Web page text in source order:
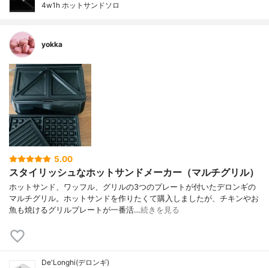
4w1h ホットサンドソロ
yokka
5.00
スタイリッシュなホットサンドメーカー（マルチグリル）
ホットサンド、ワッフル、グリルの3つのプレートが付いたデロンギの
マルチグリル。ホットサンドを作りたくて購入しましたが、チキンやお
魚も焼けるグリルプレートが一番活…続きを見る
De'Longhi(デロンギ)